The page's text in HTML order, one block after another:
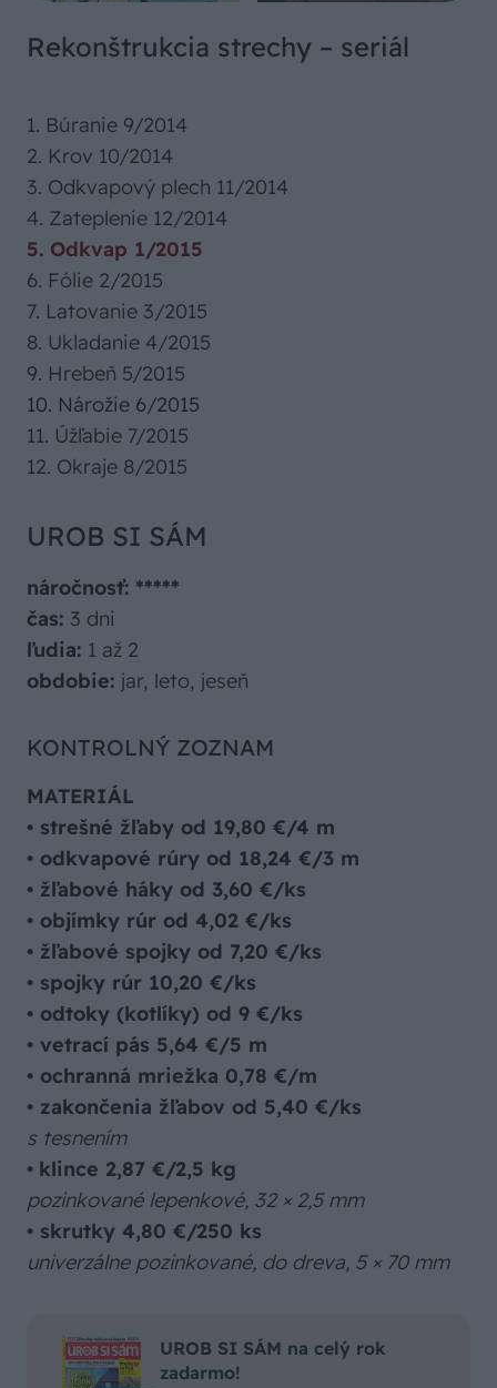
Rekonštrukcia strechy – seriál
1. Búranie 9/2014
2. Krov 10/2014
3. Odkvapový plech 11/2014
4. Zateplenie 12/2014
5. Odkvap 1/2015
6. Fólie 2/2015
7. Latovanie 3/2015
8. Ukladanie 4/2015
9. Hrebeň 5/2015
10. Nárožie 6/2015
11. Úžľabie 7/2015
12. Okraje 8/2015
UROB SI SÁM
náročnosť: *****
čas: 3 dni
ľudia: 1 až 2
obdobie: jar, leto, jeseň
KONTROLNÝ ZOZNAM
MATERIÁL
• strešné žľaby od 19,80 €/4 m
• odkvapové rúry od 18,24 €/3 m
• žľabové háky od 3,60 €/ks
• objímky rúr od 4,02 €/ks
• žľabové spojky od 7,20 €/ks
• spojky rúr 10,20 €/ks
• odtoky (kotlíky) od 9 €/ks
• vetrací pás 5,64 €/5 m
• ochranná mriežka 0,78 €/m
• zakončenia žľabov od 5,40 €/ks
s tesnením
• klince 2,87 €/2,5 kg
pozinkované lepenkové, 32 × 2,5 mm
• skrutky 4,80 €/250 ks
univerzálne pozinkované, do dreva, 5 × 70 mm
UROB SI SÁM na celý rok
zadarmo!